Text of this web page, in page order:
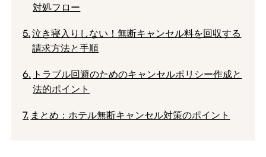
対処フロー
泣き寝入りしない！無断キャンセル料を回収する
請求方法と手順
トラブル回避のためのキャンセルポリシー作成と
法的ポイント
まとめ：ホテル無断キャンセル対策のポイント